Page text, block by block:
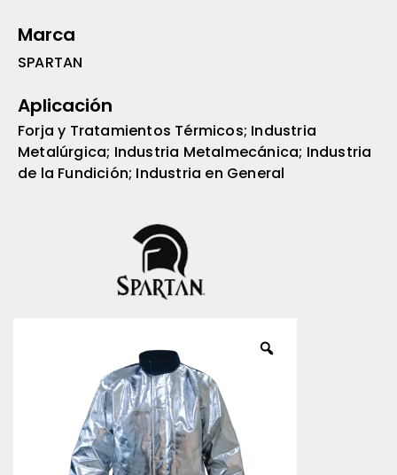
Marca
SPARTAN
Aplicación
Forja y Tratamientos Térmicos; Industria
Metalúrgica; Industria Metalmecánica; Industria
de la Fundición; Industria en General